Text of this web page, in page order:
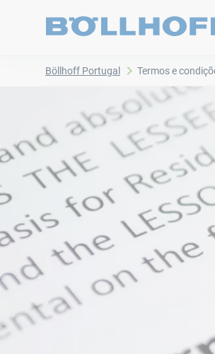
Böllhoff Portugal Termos e